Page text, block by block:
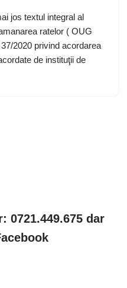
jos textul integral al
ratelor ( OUG
2020 privind acordarea
de instituţii de
0721.449.675 dar